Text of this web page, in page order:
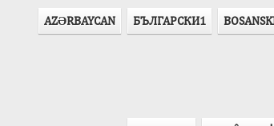
AZӘRBAYCAN БЪЛГАРСКИ1